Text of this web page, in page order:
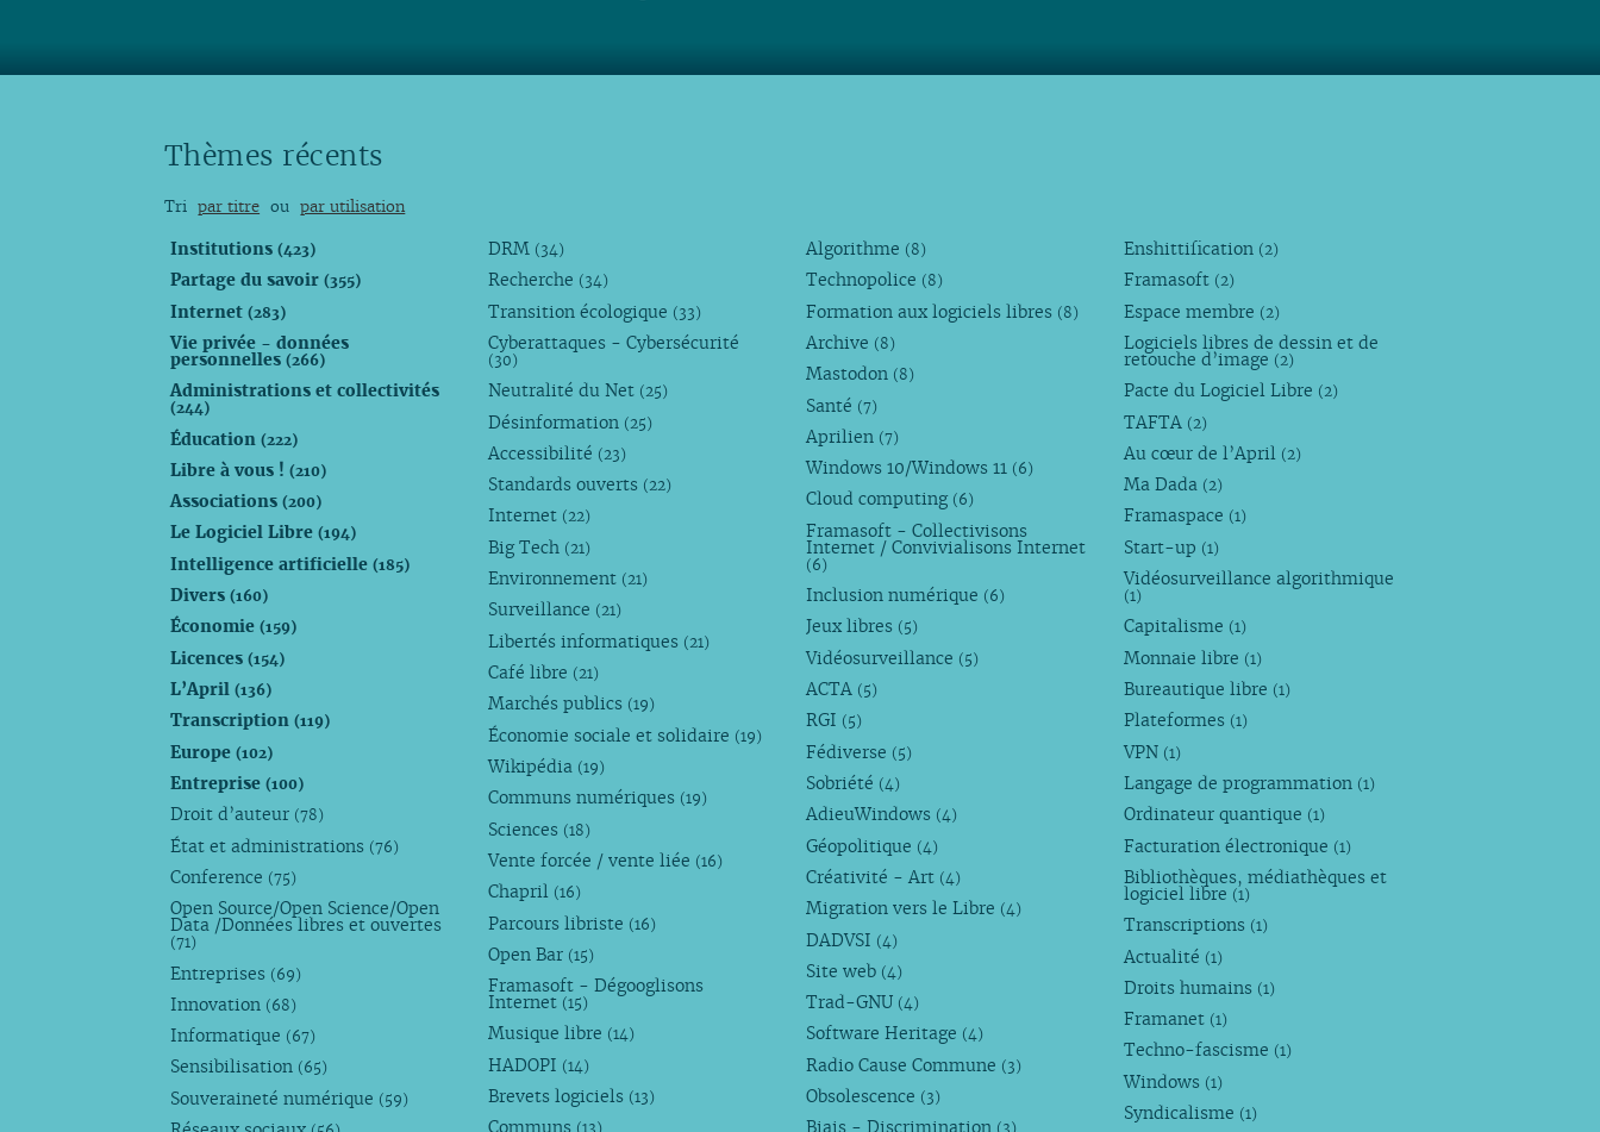
Thèmes récents
Tri par titre ou par utilisation
Institutions(423)
Partage du savoir(355)
Internet(283)
Vie privée - données
personnelles(266)
Administrations et collectivités
(244)
Éducation(222)
Libre à vous !(210)
Associations(200)
Le Logiciel Libre(194)
Intelligence artificielle(185)
Divers(160)
Économie(159)
Licences(154)
L’April(136)
Transcription(119)
Europe(102)
Entreprise(100)
Droit d’auteur (78)
État et administrations (76)
Conference (75)
Open Source/Open Science/Open
Data /Données libres et ouvertes
(71)
Entreprises (69)
Innovation (68)
Informatique (67)
Sensibilisation (65)
Souveraineté numérique (59)
DRM (34)
Recherche (34)
Transition écologique (33)
Cyberattaques - Cybersécurité
(30)
Neutralité du Net (25)
Désinformation (25)
Accessibilité (23)
Standards ouverts (22)
Internet (22)
Big Tech (21)
Environnement (21)
Surveillance (21)
Libertés informatiques (21)
Café libre (21)
Marchés publics (19)
Économie sociale et solidaire (19)
Wikipédia (19)
Communs numériques (19)
Sciences (18)
Vente forcée / vente liée (16)
Chapril (16)
Parcours libriste (16)
Open Bar (15)
Framasoft - Dégooglisons
Internet (15)
Musique libre (14)
HADOPI (14)
Brevets logiciels (13)
Communs (13)
Algorithme (8)
Technopolice (8)
Formation aux logiciels libres (8)
Archive (8)
Mastodon (8)
Santé (7)
Aprilien (7)
Windows 10/Windows 11 (6)
Cloud computing (6)
Framasoft - Collectivisons
Internet / Convivialisons Internet
(6)
Inclusion numérique (6)
Jeux libres (5)
Vidéosurveillance (5)
ACTA (5)
RGI (5)
Fédiverse (5)
Sobriété (4)
AdieuWindows (4)
Géopolitique (4)
Créativité - Art (4)
Migration vers le Libre (4)
DADVSI (4)
Site web (4)
Trad-GNU (4)
Software Heritage (4)
Radio Cause Commune (3)
Obsolescence (3)
Biais - Discrimination (3)
Enshittification (2)
Framasoft (2)
Espace membre (2)
Logiciels libres de dessin et de
retouche d’image (2)
Pacte du Logiciel Libre (2)
TAFTA (2)
Au cœur de l’April (2)
Ma Dada (2)
Framaspace (1)
Start-up (1)
Vidéosurveillance algorithmique
(1)
Capitalisme (1)
Monnaie libre (1)
Bureautique libre (1)
Plateformes (1)
VPN (1)
Langage de programmation (1)
Ordinateur quantique (1)
Facturation électronique (1)
Bibliothèques, médiathèques et
logiciel libre (1)
Transcriptions (1)
Actualité (1)
Droits humains (1)
Framanet (1)
Techno-fascisme (1)
Windows (1)
Syndicalisme (1)